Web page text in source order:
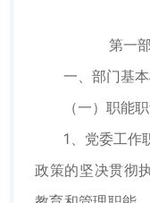
第一部
一、部门基本
（一）职能职
1、党委工作职
政策的坚决贯彻